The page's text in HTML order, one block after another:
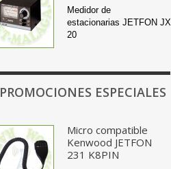
Medidor de
estacionarias JETFON JX-
20
PROMOCIONES ESPECIALES
Micro compatible
Kenwood JETFON
231 K8PIN